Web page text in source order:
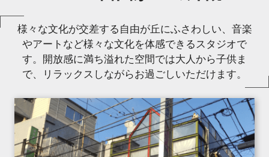
様々な文化が交差する自由が丘にふさわしい、音楽
やアートなど様々な文化を体感できるスタジオで
す。開放感に満ち溢れた空間では大人から子供ま
で、リラックスしながらお過ごしいただけます。